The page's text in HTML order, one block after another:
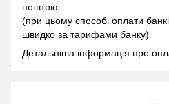
поштою.
(при цьому способі оплати
швидко за тарифами банку)
Детальніша інформація про